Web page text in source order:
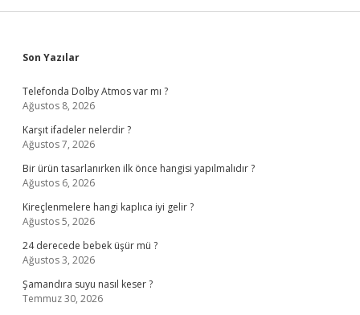
Sidebar
Son Yazılar
Telefonda Dolby Atmos var mı ?
Ağustos 8, 2026
Karşıt ifadeler nelerdir ?
Ağustos 7, 2026
Bir ürün tasarlanırken ilk önce hangisi yapılmalıdır ?
Ağustos 6, 2026
Kireçlenmelere hangi kaplıca iyi gelir ?
Ağustos 5, 2026
24 derecede bebek üşür mü ?
Ağustos 3, 2026
Şamandıra suyu nasıl keser ?
Temmuz 30, 2026